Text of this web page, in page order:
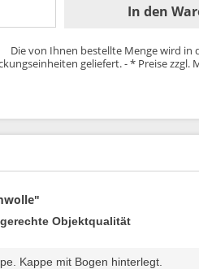
In den
Die von Ihnen bestellte Menge wird in
geliefert. - * Preise zzgl.
Objektqualität
Kappe mit Bogen hinterlegt.